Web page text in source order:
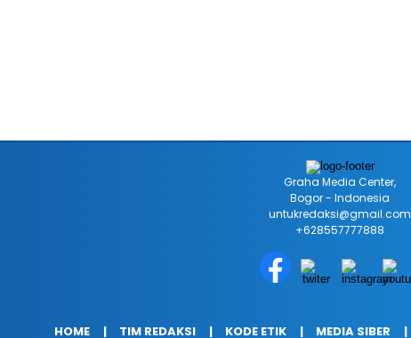
Graha Media Center,
Bogor - Indonesia
untukredaksi@gmail.com
+628557777888
HOME TIM REDAKSI KODE ETIK MEDIA SIBER